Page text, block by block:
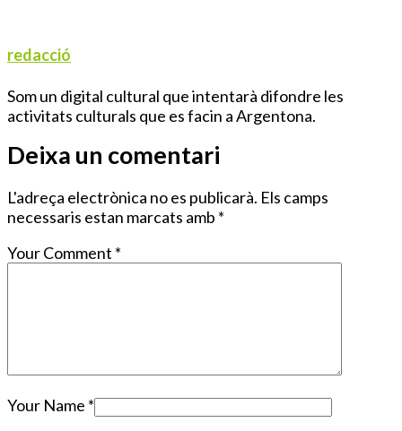
redacció
Som un digital cultural que intentarà difondre les
activitats culturals que es facin a Argentona.
Deixa un comentari
L'adreça electrònica no es publicarà. Els camps
necessaris estan marcats amb *
Your Comment *
Your Name *